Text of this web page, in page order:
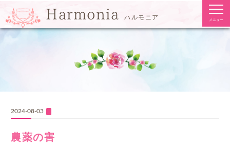
Harmonia ハルモニア メニュー
2024-08-03
農薬の害